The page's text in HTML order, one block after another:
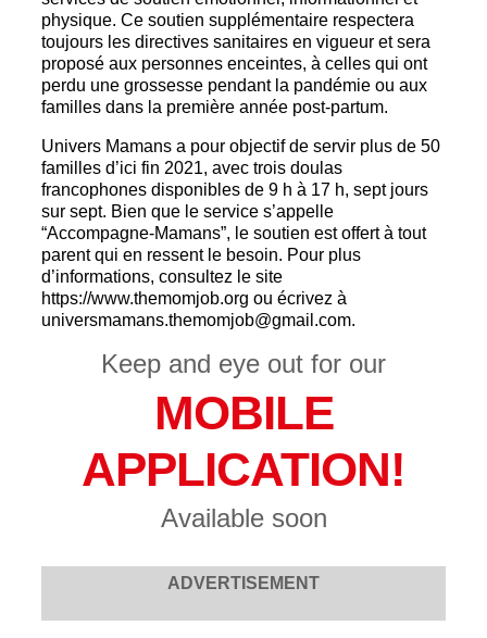
physique. Ce soutien supplémentaire respectera
toujours les directives sanitaires en vigueur et sera
proposé aux personnes enceintes, à celles qui ont
perdu une grossesse pendant la pandémie ou aux
familles dans la première année post-partum.
Univers Mamans a pour objectif de servir plus de 50
familles d’ici fin 2021, avec trois doulas
francophones disponibles de 9 h à 17 h, sept jours
sur sept. Bien que le service s’appelle
“Accompagne-Mamans”, le soutien est offert à tout
parent qui en ressent le besoin. Pour plus
d’informations, consultez le site
https://www.themomjob.org ou écrivez à
universmamans.themomjob@gmail.com.
Keep and eye out for our
MOBILE
APPLICATION!
Available soon
ADVERTISEMENT